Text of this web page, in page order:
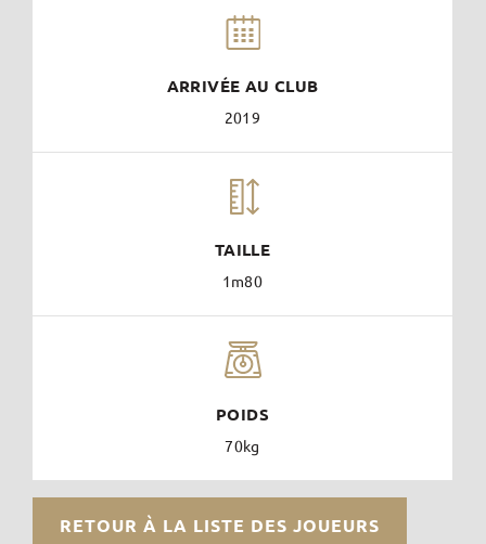
ARRIVÉE AU CLUB
2019
TAILLE
1m80
POIDS
70kg
RETOUR À LA LISTE DES JOUEURS